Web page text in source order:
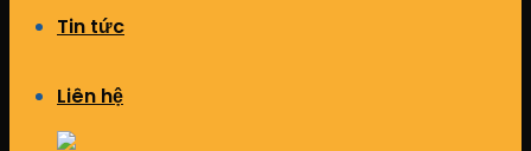
Tin tức
Liên hệ